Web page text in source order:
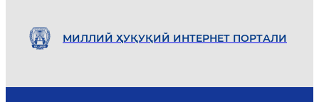
МИЛЛИЙ ҲУҚУҚИЙ ИНТEРНEТ ПОРТАЛИ